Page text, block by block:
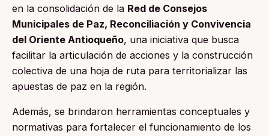
en la consolidación de la Red de Consejos
Municipales de Paz, Reconciliación y Convivencia
del Oriente Antioqueño, una iniciativa que busca
facilitar la articulación de acciones y la construcción
colectiva de una hoja de ruta para territorializar las
apuestas de paz en la región.
Además, se brindaron herramientas conceptuales y
normativas para fortalecer el funcionamiento de los